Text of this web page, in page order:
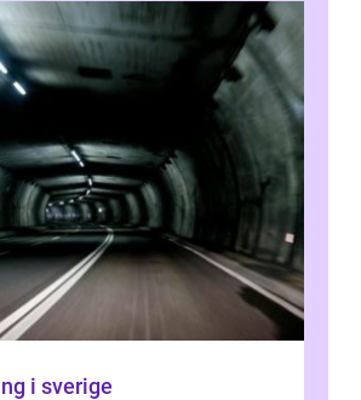
i sverige